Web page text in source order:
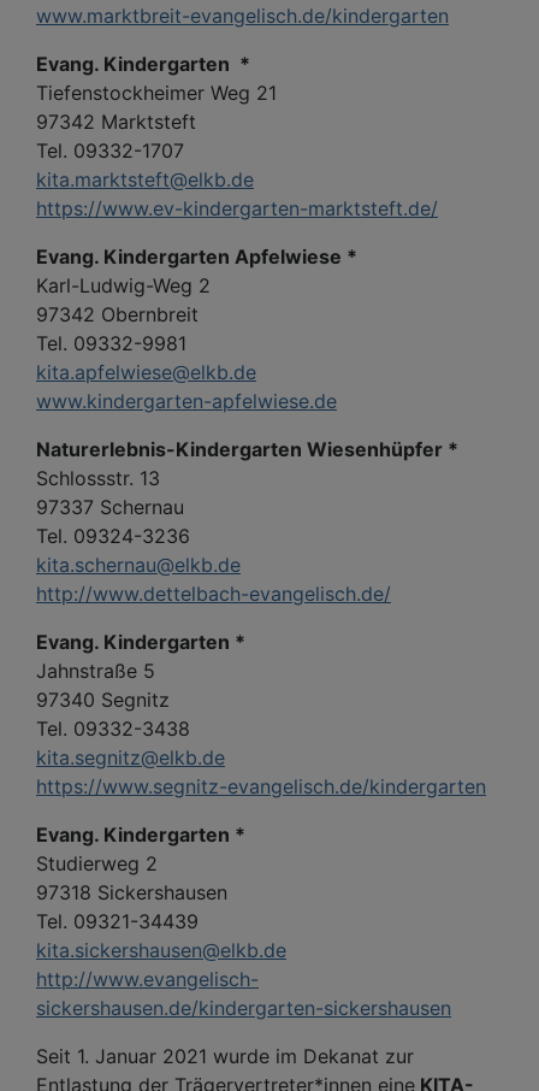
www.marktbreit-evangelisch.de/kindergarten
Evang. Kindergarten *
Tiefenstockheimer Weg 21
97342 Marktsteft
Tel. 09332-1707
kita.marktsteft@elkb.de
https://www.ev-kindergarten-marktsteft.de/
Evang. Kindergarten Apfelwiese *
Karl-Ludwig-Weg 2
97342 Obernbreit
Tel. 09332-9981
kita.apfelwiese@elkb.de
www.kindergarten-apfelwiese.de
Naturerlebnis-Kindergarten Wiesenhüpfer *
Schlossstr. 13
97337 Schernau
Tel. 09324-3236
kita.schernau@elkb.de
http://www.dettelbach-evangelisch.de/
Evang. Kindergarten *
Jahnstraße 5
97340 Segnitz
Tel. 09332-3438
kita.segnitz@elkb.de
https://www.segnitz-evangelisch.de/kindergarten
Evang. Kindergarten *
Studierweg 2
97318 Sickershausen
Tel. 09321-34439
kita.sickershausen@elkb.de
http://www.evangelisch-
sickershausen.de/kindergarten-sickershausen
Seit 1. Januar 2021 wurde im Dekanat zur
Entlastung der Trägervertreter*innen eine KITA-